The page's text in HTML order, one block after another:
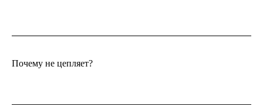
Почему не цепляет?